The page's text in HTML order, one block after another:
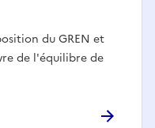
du GREN et
de l'équilibre de